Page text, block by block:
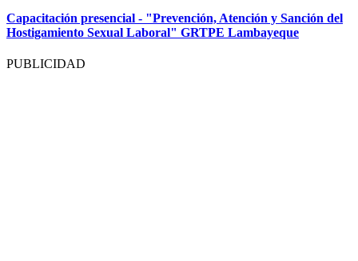
Capacitación presencial - "Prevención, Atención y Sanción del
Hostigamiento Sexual Laboral" GRTPE Lambayeque
PUBLICIDAD